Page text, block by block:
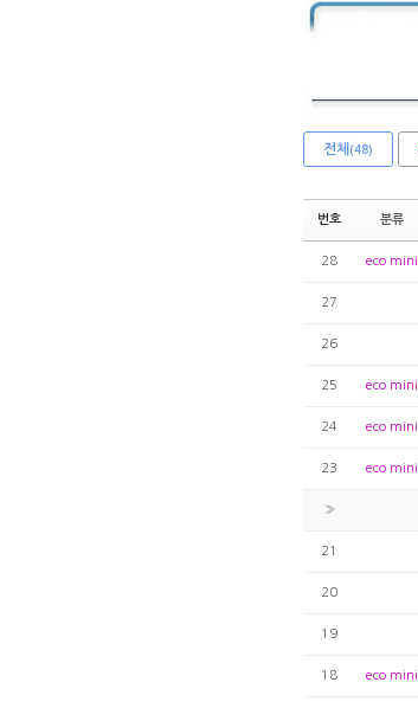
전체 (48)
번호 분류
28 eco mini
27
26
25 eco mini
24 eco mini
23 eco mini
»
21
20
19
18 eco mini